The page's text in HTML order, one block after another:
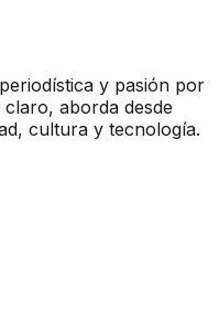
y pasión por
aborda desde
cultura y tecnología.